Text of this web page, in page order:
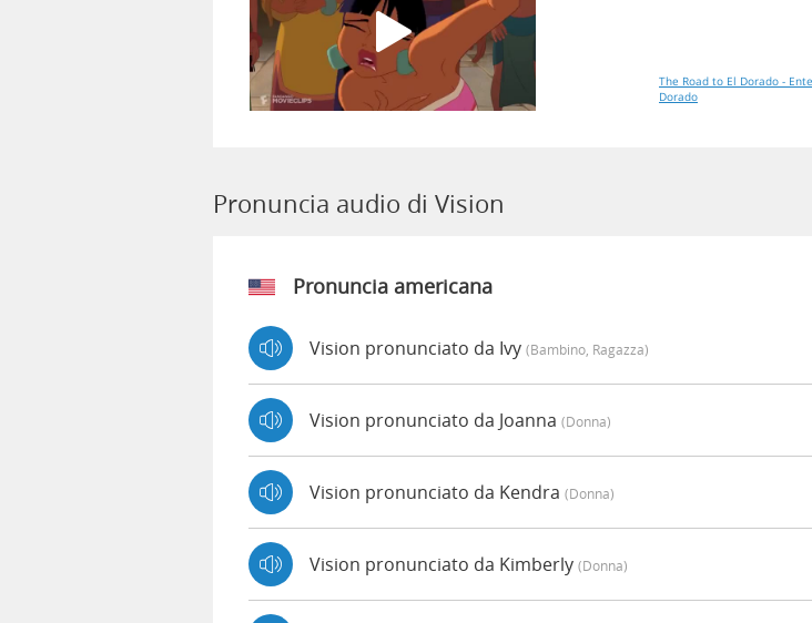
The Road to El Dorado - Entering El
Dorado
Pronuncia audio di Vision
Pronuncia americana
Vision pronunciato da Ivy (bambino, Ragazza)
Vision pronunciato da Joanna (donna)
Vision pronunciato da Kendra (donna)
Vision pronunciato da Kimberly (donna)